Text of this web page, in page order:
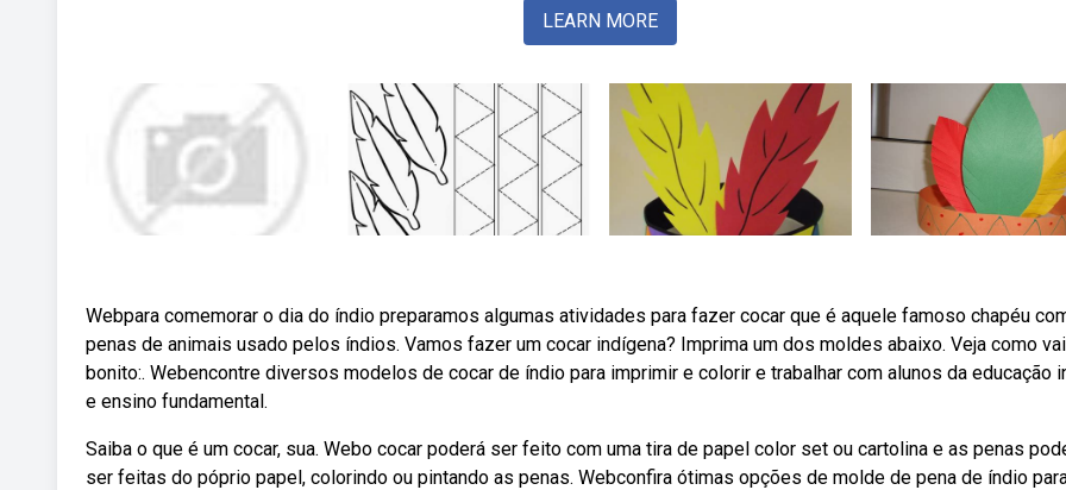
LEARN MORE
Webpara comemorar o dia do índio preparamos algumas atividades para fazer cocar que é aquele famoso chapéu
penas de animais usado pelos índios. Vamos fazer um cocar indígena? Imprima um dos moldes abaixo. Veja como
bonito:. Webencontre diversos modelos de cocar de índio para imprimir e colorir e trabalhar com alunos da educação
e ensino fundamental.
Saiba o que é um cocar, sua. Webo cocar poderá ser feito com uma tira de papel color set ou cartolina e as penas
ser feitas do póprio papel, colorindo ou pintando as penas. Webconfira ótimas opções de molde de pena de índio